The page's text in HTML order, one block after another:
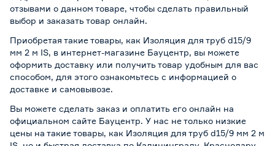
отзывами о данном товаре, чтобы сделать правильный
выбор и заказать товар онлайн.
Приобретая такие товары, как Изоляция для труб d15/9
мм 2 м IS, в интернет-магазине Бауцентр, вы можете
оформить доставку или получить товар удобным для вас
способом, для этого ознакомьтесь с информацией о
доставке и самовывозе.
Вы можете сделать заказ и оплатить его онлайн на
официальном сайте Бауцентр. У нас не только низкие
цены на такие товары, как Изоляция для труб d15/9 мм 2 м